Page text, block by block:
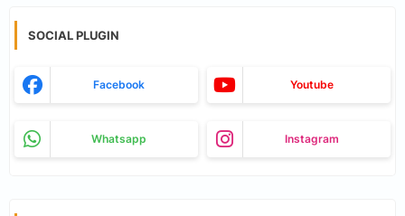
SOCIAL PLUGIN
Facebook Youtube
Whatsapp Instagram